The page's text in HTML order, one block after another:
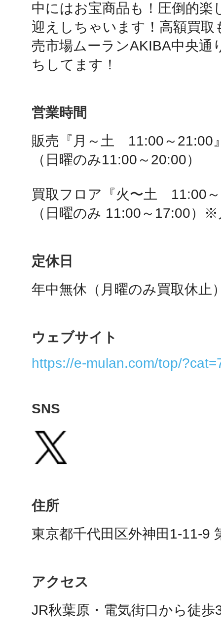
中にはお宝商品も！圧倒的楽
迎えしちゃいます！高額買取
売市場ムーランAKIBA中央通
ちしてます！
営業時間
販売『月～土　11:00～21:00
（日曜のみ11:00～20:00）
買取フロア『火〜土　11:00
（日曜のみ 11:00～17:00）
定休日
年中無休（月曜のみ買取休止
ウェブサイト
https://e-mulan.com/top/
SNS
住所
東京都千代田区外神田1-11-9
アクセス
JR秋葉原・電気街口から徒歩
池袋
秋葉原
日置
高知市
八尾
鎌倉